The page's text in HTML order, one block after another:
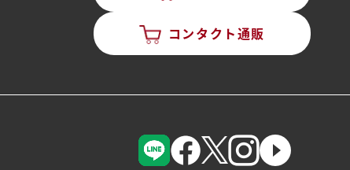
コンタクト通販